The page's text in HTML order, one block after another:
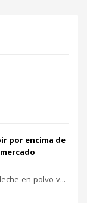
por encima de
en-polvo-v...